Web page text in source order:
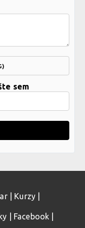
sem
| Kurzy
Facebook